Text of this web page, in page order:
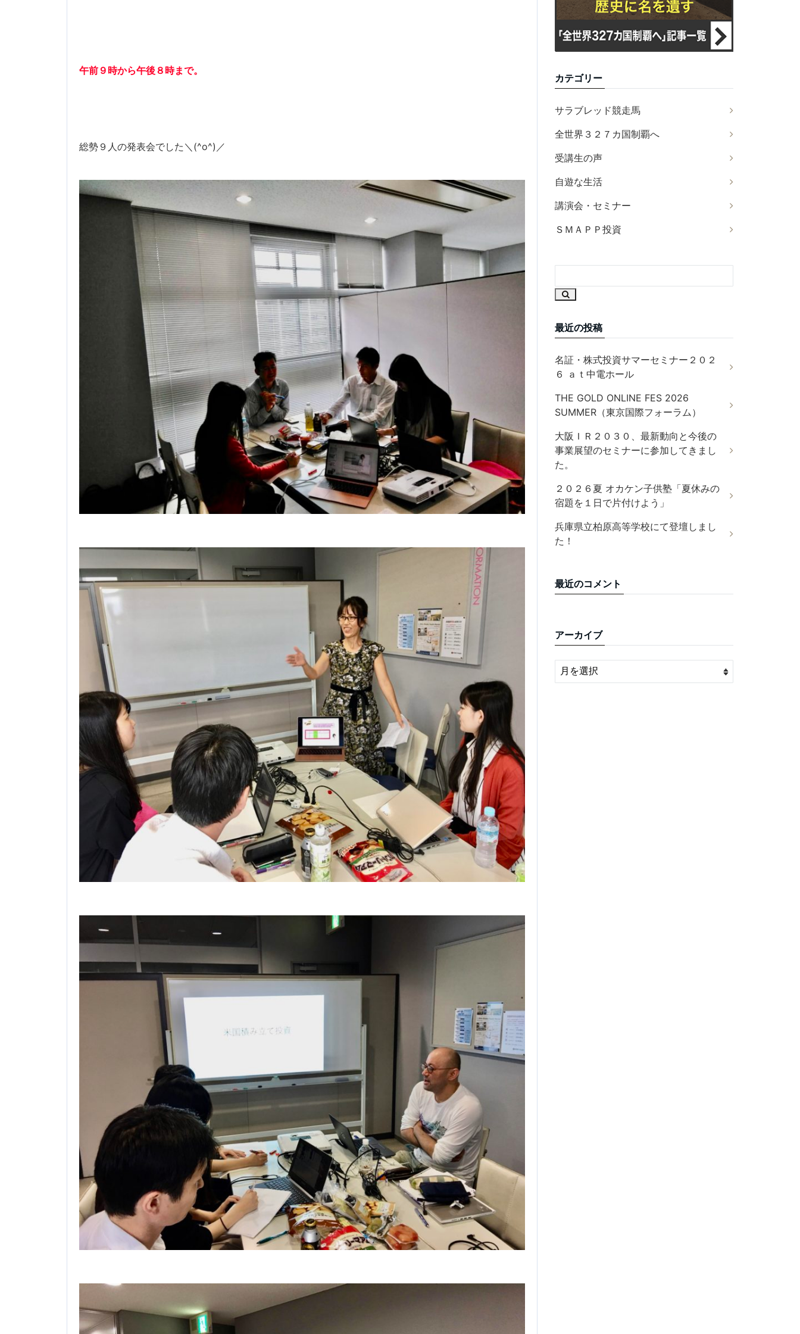
午前９時から午後８時まで。
総勢９人の発表会でした＼(^o^)／
カテゴリー
サラブレッド競走馬
全世界３２７カ国制覇へ
受講生の声
自遊な生活
講演会・セミナー
ＳＭＡＰＰ投資
最近の投稿
名証・株式投資サマーセミナー２０２
６ ａｔ中電ホール
THE GOLD ONLINE FES 2026
SUMMER（東京国際フォーラム）
大阪ＩＲ２０３０、最新動向と今後の
事業展望のセミナーに参加してきまし
た。
２０２６夏 オカケン子供塾「夏休みの
宿題を１日で片付けよう」
兵庫県立柏原高等学校にて登壇しまし
た！
最近のコメント
アーカイブ